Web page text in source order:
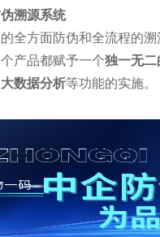
溯源系统
全方面防伪和全流程的
产品都赋予一个独一无二
数据分析等功能的实施。